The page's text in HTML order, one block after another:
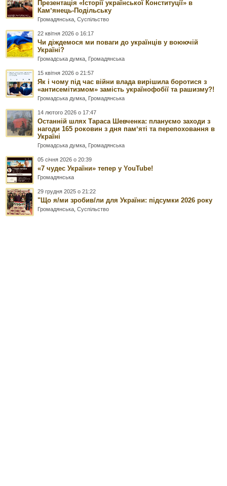
Презентація «Історії української Конституції» в
Камʼянець-Подільську
Громадянська ,Суспільство
22 квітня 2026 о 16:17
Чи діждемося ми поваги до українців у воюючій
Україні?
Громадська думка Громадянська
15 квітня 2026 о 21:57
Як і чому під час війни влада вирішила боротися з
«антисемітизмом» замість українофобії та рашизму?!
Громадська думка Громадянська
14 лютого 2026 о 17:47
Останній шлях Тараса Шевченка: плануємо заходи з
нагоди 165 роковин з дня памʼяті та перепоховання в
Україні
Громадська думка Громадянська
05 січня 2026 о 20:39
«7 чудес України» тепер у YouTube!
Громадянська
29 грудня 2025 о 21:22
"Що я/ми зробив/ли для України: підсумки 2026 року
Громадянська ,Суспільство